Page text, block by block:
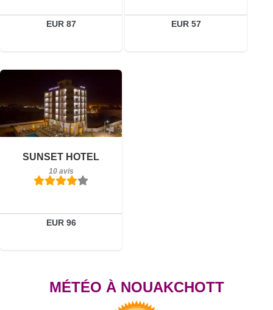
EUR 87
Réserver
EUR 57
Réserver
SUNSET HOTEL
10 avis
EUR 96
10 avis
Détails
Réserver
MÉTÉO À NOUAKCHOTT